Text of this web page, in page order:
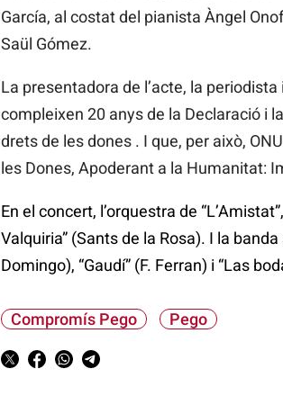
García, al costat del pianista Àngel
Saül Gómez.
La presentadora de l’acte, la
compleixen 20 anys de la Declaració i
drets de les dones . I que, per això,
les Dones, Apoderant a la Humanitat:
En el concert, l’orquestra de
Valquiria” (Sants de la Rosa). I la
Domingo), “Gaudí” (F. Ferran) i “Las
Compromís Pego Pego